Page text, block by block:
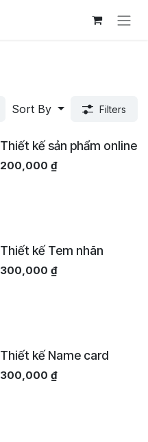
Sort By
Filters
Thiết kế sản phẩm online
200,000 ₫
Thiết kế Tem nhãn
300,000 ₫
Thiết kế Name card
300,000 ₫